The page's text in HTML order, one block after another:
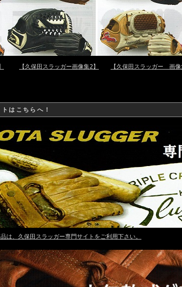
【久保田スラッガー画像集2】 【久保田スラッガー 画
はこちらへ！
は、久保田スラッガー専門サイトをご利用下さい。